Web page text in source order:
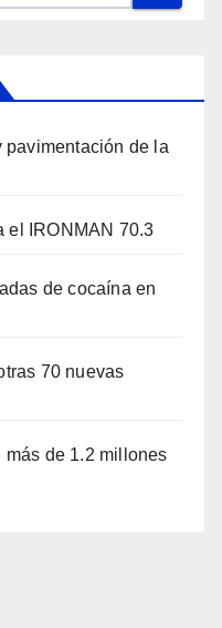
pavimentación de la
el IRONMAN 70.3
de cocaína en
70 nuevas
de 1.2 millones